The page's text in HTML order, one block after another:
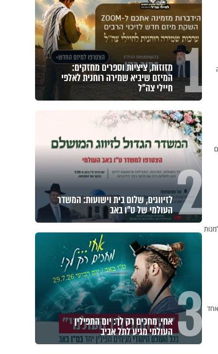
1 מזוזות, ציציות וספרים מחזקים:
המיזם שיביא שמירה רוחנית לאלפי
חיילי צה"ל
2 לזיווגים, שלום בית וישועות: המשדר
העולמי של ט"ו באב
3 אחי, מחכים רק לך: יום התפילין
העולמי מגיע לתל אביב